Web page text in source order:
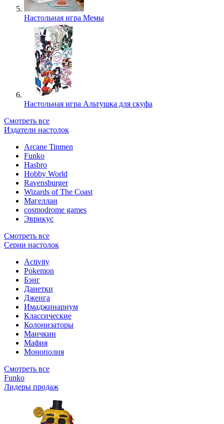
Настольная игра Мемы
Настольная игра Альтушка для скуфа
Смотреть все
Издатели настолок
Arcane Tinmen
Funko
Hasbro
Hobby World
Ravensburger
Wizards of The Coast
Магеллан
сosmodrome games
Эврикус
Смотреть все
Серии настолок
Activity
Pokemon
Бэнг
Данетки
Дженга
Имаджинариум
Классические
Колонизаторы
Манчкин
Мафия
Монополия
Смотреть все
Funko
Лидеры продаж